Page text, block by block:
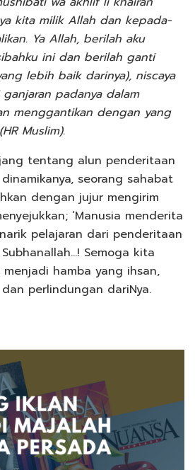
kita milik Allah dan kepada-
Ya Allah, berilah aku
ini dan berilah ganti
lebih baik darinya), niscaya
padanya dalam
menggantikan dengan yang
Muslim).
tentang alun penderitaan
seorang sahabat
dengan jujur mengirim
‘Manusia menderita
pelajaran dari penderitaan
Semoga kita
hamba yang ihsan,
perlindungan dariNya.